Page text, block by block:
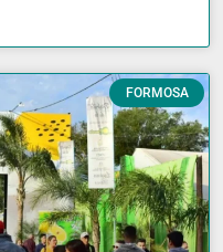
FORMOSA